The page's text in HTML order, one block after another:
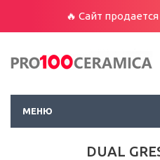
🔥 Сайт продается
МЕНЮ
DUAL